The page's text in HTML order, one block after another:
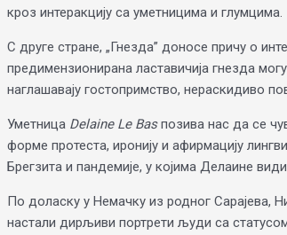
кроз интеракцију са уметницима и
С друге стране, „Гнезда” доносе причу о
предимензионирана ластавичија гнезда
наглашавају гостопримство, нераскидиво
Уметница Delaine Le Basпозива нас да се
форме протеста, иронију и афирмацију
Брегзита и пандемије, у којима Делаине
По доласку у Немачку из родног Сарајева,
настали дирљиви портрети људи са